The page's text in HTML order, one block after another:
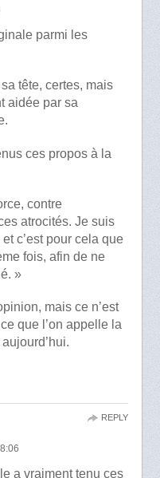
parmi les
tête, certes, mais
aidée par sa
ces propos à la
contre
atrocités. Je suis
c’est pour cela que
fois, afin de ne
»
mais ce n’est
que l’on appelle la
a vraiment tenu ces
REPLY